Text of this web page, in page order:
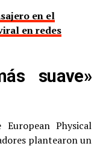
en el
en redes
suave»
Physical
plantearon un